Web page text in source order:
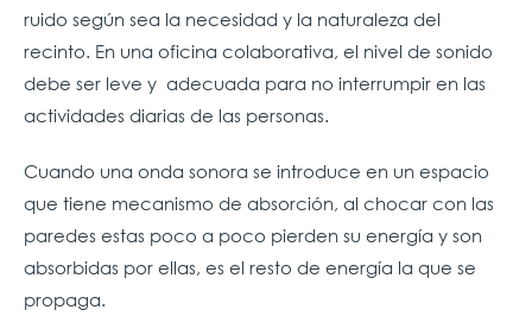
ruido según sea la necesidad y la naturaleza del
recinto. En una oficina colaborativa, el nivel de sonido
debe ser leve y adecuada para no interrumpir en las
actividades diarias de las personas.
Cuando una onda sonora se introduce en un espacio
que tiene mecanismo de absorción, al chocar con las
paredes estas poco a poco pierden su energía y son
absorbidas por ellas, es el resto de energía la que se
propaga.